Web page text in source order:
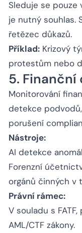
Sleduje se pouze
je nutný souhlas.
řetězec důkazů.
Příklad: Krizový
protestům nebo
5. Finanční
Monitorování
detekce
porušení
Nástroje:
AI detekce
Forenzní
orgánů činných v
Právní rámec:
V souladu s
AML/CTF zákony.